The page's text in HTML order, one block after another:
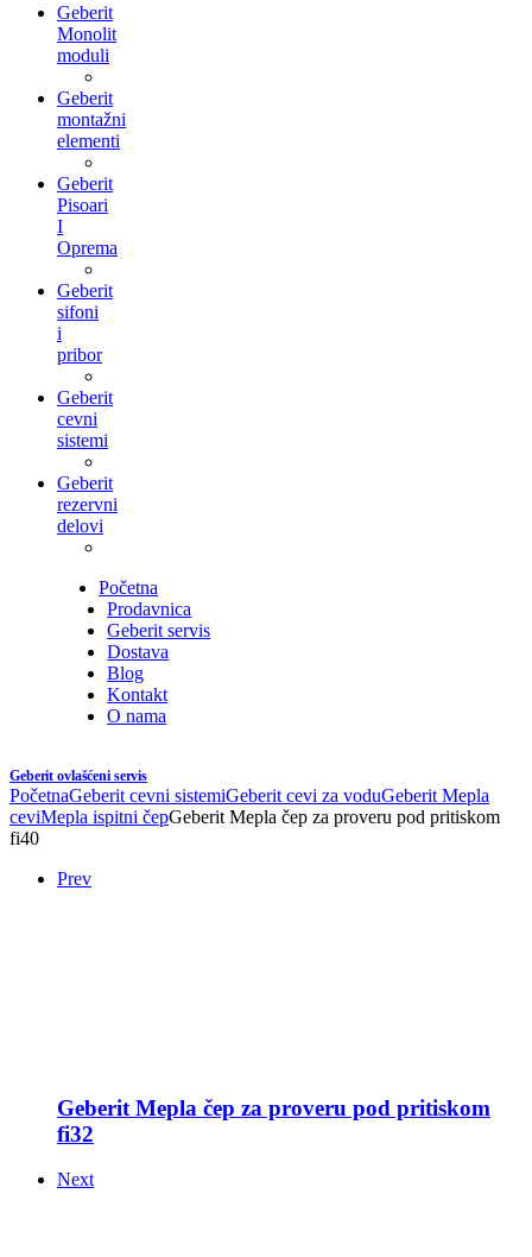
Geberit
Monolit
moduli
Geberit
montažni
elementi
Geberit
Pisoari
I
Oprema
Geberit
sifoni
i
pribor
Geberit
cevni
sistemi
Geberit
rezervni
delovi
Početna
Prodavnica
Geberit servis
Dostava
Blog
Kontakt
O nama
Geberit ovlašćeni servis
PočetnaGeberit cevni sistemiGeberit cevi za voduGeberit Mepla
ceviMepla ispitni čepGeberit Mepla čep za proveru pod pritiskom
fi40
Prev
Geberit Mepla čep za proveru pod pritiskom
fi32
Next